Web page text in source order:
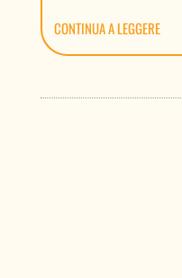
CONTINUA A LEGGERE